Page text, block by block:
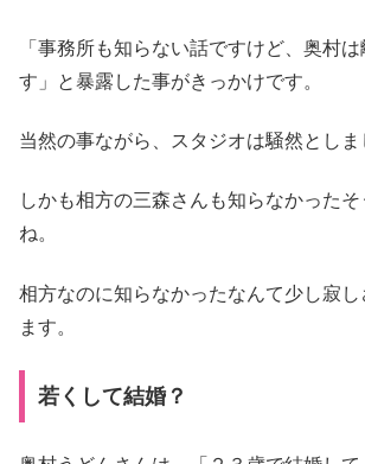
「事務所も知らない話ですけど、奥村
す」と暴露した事がきっかけです。
当然の事ながら、スタジオは騒然としま
しかも相方の三森さんも知らなかった
ね。
相方なのに知らなかったなんて少し寂
ます。
若くして結婚？